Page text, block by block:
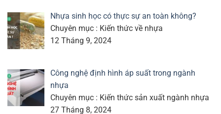
Nhựa sinh học có thực sự an toàn không?
Chuyên mục : Kiến thức về nhựa
12 Tháng 9, 2024
Công nghệ định hình áp suất trong ngành
nhựa
Chuyên mục : Kiến thức sản xuất ngành nhựa
27 Tháng 8, 2024